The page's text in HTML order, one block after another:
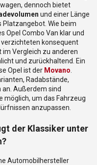
dennoch bietet
und einer Länge
Wie beim
Opel Combo Van klar und
konsequent
Vergleich zu anderen
und zurückhaltend. Ein
Opel ist der Movano
Radabstände,
Außerdem sind
möglich, um das Fahrzeug
anzupassen.
der Klassiker unter
Automobilhersteller